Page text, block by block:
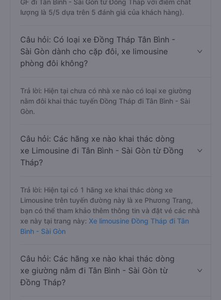
GF đi Tân Bình - Sài Gòn từ Đồng Tháp với điểm chất
lượng là 5/5 dựa trên 5 đánh giá của khách hàng).
Câu hỏi: Có loại xe Đồng Tháp Tân Bình -
Sài Gòn dành cho cặp đôi, xe limousine
phòng đôi không?
Trả lời: Hiện tại chưa có nhà xe nào có loại xe giường
nằm đôi khai thác tuyến Đồng Tháp đi Tân Bình - Sài
Gòn.
Câu hỏi: Các hãng xe nào khai thác dòng
xe Limousine đi Tân Bình - Sài Gòn từ Đồng
Tháp?
Trả lời: Hiện tại có 1 hãng xe khai thác dòng xe
Limousine trên tuyến đường này là xe Phương Trang,
bạn có thể tham khảo thêm thông tin và đặt vé các nhà
xe này tại trang này: Xe limousine Đồng Tháp đi Tân
Bình - Sài Gòn
Câu hỏi: Các hãng xe nào khai thác dòng
xe giường nằm đi Tân Bình - Sài Gòn từ
Đồng Tháp?